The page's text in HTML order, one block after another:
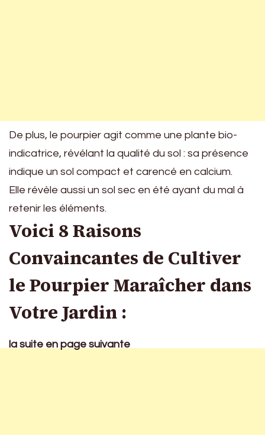
De plus, le pourpier agit comme une plante bio-
indicatrice, révélant la qualité du sol : sa présence
indique un sol compact et carencé en calcium.
Elle révèle aussi un sol sec en été ayant du mal à
retenir les éléments.
Voici 8 Raisons
Convaincantes de Cultiver
le Pourpier Maraîcher dans
Votre Jardin :
la suite en page suivante